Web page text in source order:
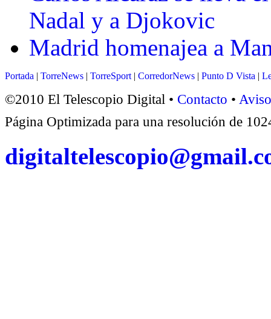
Nadal y a Djokovic
Madrid homenajea a
Portada | TorreNews | TorreSport | CorredorNews | Punto D Vista |
©2010 El Telescopio Digital • Contacto •
Página Optimizada para una resolución de